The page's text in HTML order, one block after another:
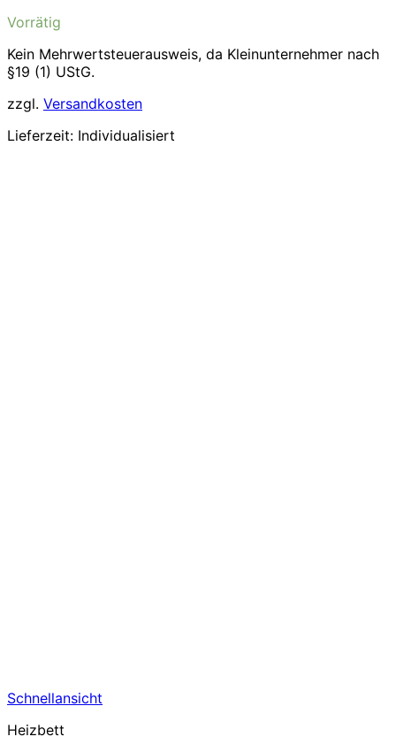
war:
Vorrätig
Kein Mehrwertsteuerausweis, da Kleinunternehmer nach
§19 (1) UStG.
zzgl. Versandkosten
Lieferzeit: Individualisiert
Schnellansicht
Heizbett